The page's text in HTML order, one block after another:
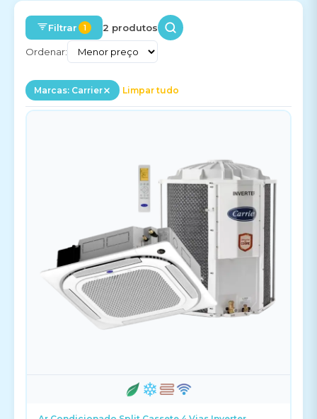
Filtrar 1 2 produtos
Ordenar:
Marcas: Carrier Limpar tudo